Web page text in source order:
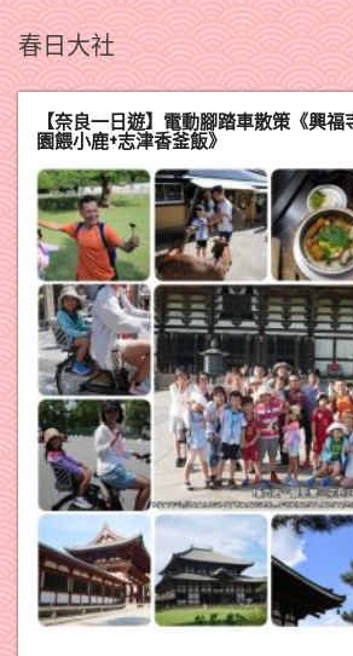
春日大社
【奈良一日遊】電動腳踏車散策《興
園餵小鹿+志津香釜飯》